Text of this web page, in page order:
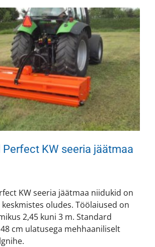
Perfect KW seeria jäätmaa
KW seeria jäätmaa niidukid on
oludes. Töölaiused on
2,45 kuni 3 m. Standard
cm ulatusega mehhaaniliselt